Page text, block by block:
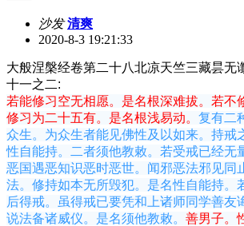
沙发 清爽
2020-8-3 19:21:33
大般涅槃经卷第二十八北凉天竺三藏昙无
十一之二:
若能修习空无相愿。是名根深难拔。若不
修习为二十五有。是名根浅易动。 复有二
众生。为众生者能见佛性及以如来。持戒
性自能持。二者须他教敕。若受戒已经无
恶国遇恶知识恶时恶世。闻邪恶法邪见同
法。修持如本无所毁犯。是名性自能持。
后得戒。虽得戒已要凭和上诸师同学善友
说法备诸威仪。是名须他教敕。 善男子。